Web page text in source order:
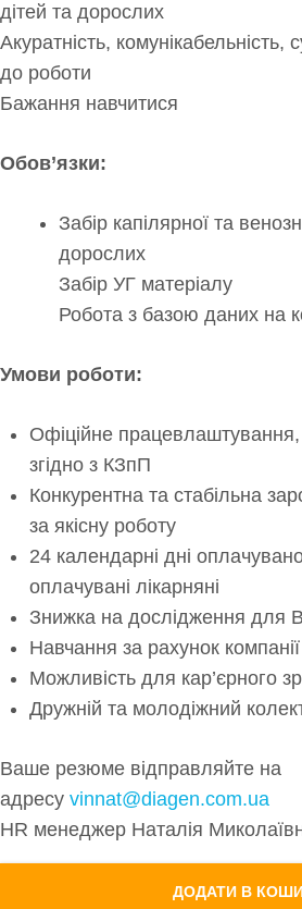
ДОДАТИ В
дітей та дорослих
Акуратність, комунікабельність,
до роботи
Бажання навчитися
Обов’язки:
Забір капілярної та
дорослих
Забір УГ матеріалу
Робота з базою даних на
Умови роботи:
Офіційне працевлаштування,
згідно з КЗпП
Конкурентна та стабільна
за якісну роботу
24 календарні дні
оплачувані лікарняні
Знижка на дослідження для
Навчання за рахунок компанії
Можливість для кар’єрного
Дружній та молодіжний
Ваше резюме відправляйте на
адресу vinnat@diagen.com.ua
HR менеджер Наталія